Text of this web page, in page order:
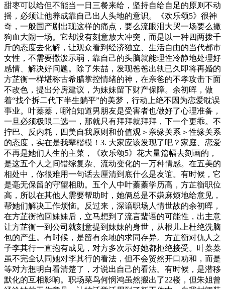
甜枣可以给但不能当一日三餐来给，坚持自给自足的原则不动
摇，必须让他养成靠自己出人头地的意识。《欢乐颂5》很神
奇，一般国产剧出现这样的痛点，要么流眼泪大哭一场要么撒
狗血大闹一场。它却没有刻意放大冲突，而是以一种四两拨千
斤的态度去化解，让观众看到经济独立、生活自由的当代都市
女性，不需要撒泼示弱，靠自己的头脑就能理性冷静地处理好
感情、解决好问题。除了朱喆，发现爸爸出轨已久即将再婚的
方芷衡一样堪称古希腊掌控情绪的神，在亲爸的不孝攻击下面
不改色，提出分房建议，为妹妹留下财产保障。余初晖，做
着“找个拆二代下半生躺平”的美梦，行动上绝不因为恋爱耽误
事业。叶蓁蓁，哪怕知道男朋友是受害者也做好了心理准备，
一旦必须极限二选一，那就只有拜拜就拜拜，下一个更乖。不
拧巴、反内耗，四美自我原则和价值观＞亲缘关系＞性缘关系
的态度，实在是我辈楷模！3. 大家应该发现了吧？家庭、恋爱
不再是她们人生的主菜，《欢乐颂5》花大量篇幅去刻画的，
是这五个人之间错综复杂、流动变化的一万种情感。在五美的
相处中，你很难用一句话去厘清到底什么是友谊。有时候，它
是毫无保留的守望相助。五个人中叶蓁蓁学历高，方芷衡职位
高，所以在其他人需要帮助时，她俩总是不嫌麻烦地给意见，
帮她们解决工作烦恼。反过来，深谙职场人情世故的余初晖，
在方芷衡抱回妹妹后，立马想到了流言蜚语的可能性，出主意
让方芷衡一到公司就刻意提到妹妹的身世，从根儿上杜绝洗脑
包的产生。有时候，是留有余地的求同存异。方芷衡对仇人之
子李其行一直抱有成见，对方多次示好她都拒绝接受。叶蓁蓁
虽不完全认同她对李其行的看法，但不会贸然开口劝和，而是
等对方想明白看清楚了，才说出自己的看法。有时候，是潜移
默化的互相影响。职场菜鸟何悯鸿虽然搬出了22楼，但朱姐曾